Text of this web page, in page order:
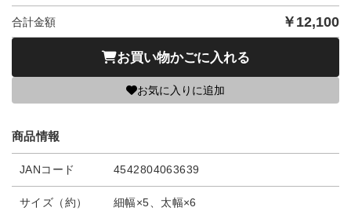
合計金額 ￥ 12,100
お買い物かごに入れる
お気に入りに追加
商品情報
JANコード 4542804063639
サイズ（約） 細幅×5、太幅×6